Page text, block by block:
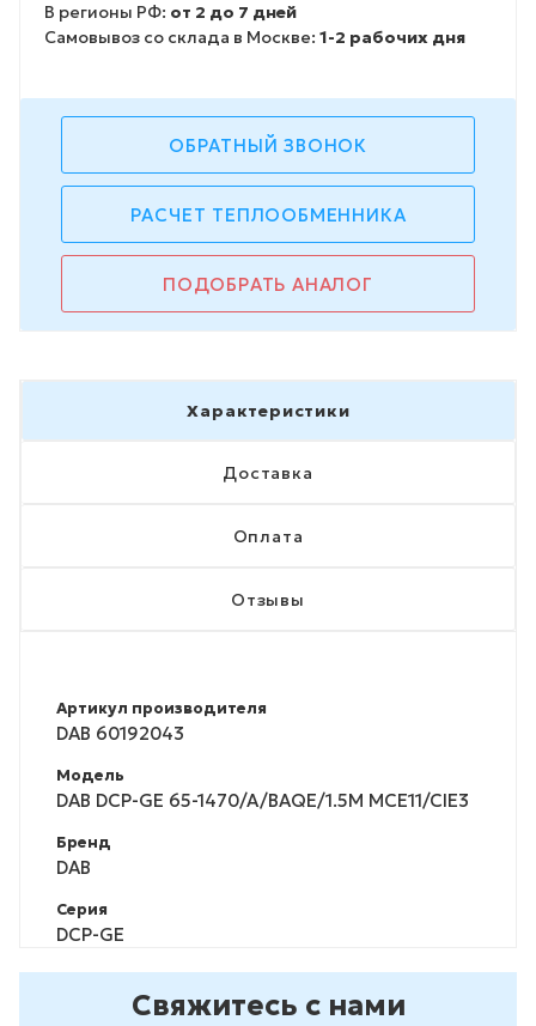
В регионы РФ: от 2 до 7 дней
Самовывоз со склада в Москве: 1-2 рабочих дня
ОБРАТНЫЙ ЗВОНОК
РАСЧЕТ ТЕПЛООБМЕННИКА
ПОДОБРАТЬ АНАЛОГ
Характеристики
Доставка
Оплата
Отзывы
Артикул производителя
DAB 60192043
Модель
DAB DCP-GE 65-1470/A/BAQE/1.5M MCE11/CIE3
Бренд
DAB
Серия
DCP-GE
Свяжитесь с нами